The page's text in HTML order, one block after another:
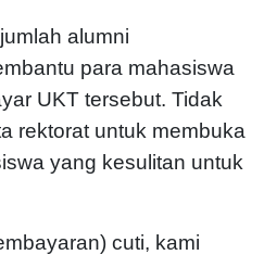
alumni
para mahasiswa
UKT tersebut. Tidak
rektorat untuk membuka
yang kesulitan untuk
cuti, kami